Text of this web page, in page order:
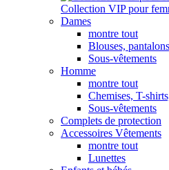
Collection VIP pour
Dames
montre tout
Blouses,
Sous-vêtements
Homme
montre tout
Chemises, T-
Sous-vêtements
Complets de protection
Accessoires Vêtements
montre tout
Lunettes